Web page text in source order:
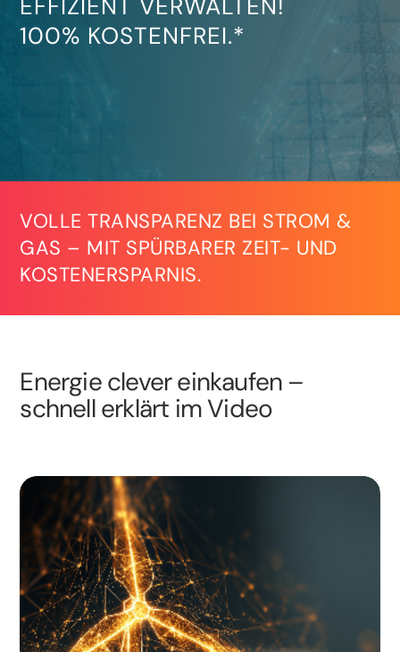
100% KOSTENFREI.*
VOLLE TRANSPARENZ BEI STROM &
GAS – MIT SPÜRBARER ZEIT- UND
KOSTENERSPARNIS.
Energie clever einkaufen –
schnell erklärt im Video